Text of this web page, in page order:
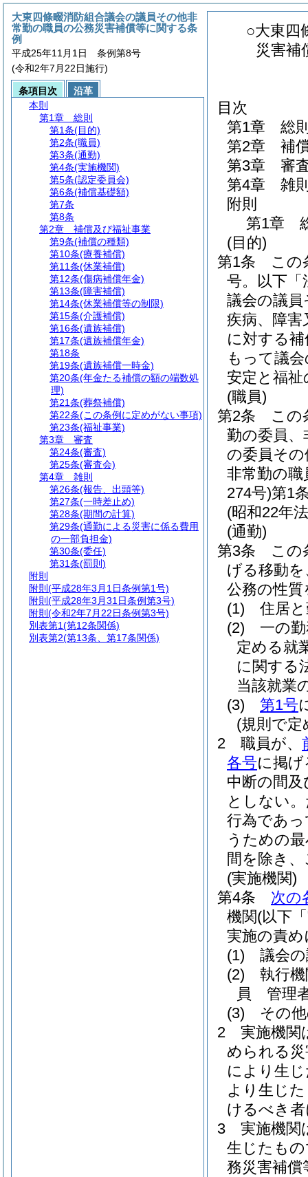
○大東四
災害補
目次
第1章
総
第2章
補
第3章
審
第4章
雑
附則
第1章
(目的)
第1条
この
号。以下「
議会の議
疾病、障
に対する補
もって議
安定と福
(職員)
第2条
この
勤の委員、
の委員そ
非常勤の職
274号)第1
(昭和22年
(通勤)
第3条
この
げる移動
公務の性
(1)
住居
(2)
一の
定める就
に関する
当該就業
(3)
第1号
(規則で
2
職員が、
各号に掲
中断の間
としない。
行為であ
うための
間を除き
(実施機関)
第4条
次の
機関(以下
実施の責
(1)
議会
(2)
執行
員 管理
(3)
その
2
実施機関
められる
により生
より生じ
けるべき
3
実施機関
生じたも
務災害補償
大東四條畷消防組合議会の議員その他非
常勤の職員の公務災害補償等に関する条
例
平成25年11月1日 条例第8号
(令和2年7月22日施行)
条項目次
沿革
本則
第1章
総則
第1条(目的)
第2条(職員)
第3条(通勤)
第4条(実施機関)
第5条(認定委員会)
第6条(補償基礎額)
第7条
第8条
第2章
補償及び福祉事業
第9条(補償の種類)
第10条(療養補償)
第11条(休業補償)
第12条(傷病補償年金)
第13条(障害補償)
第14条(休業補償等の制限)
第15条(介護補償)
第16条(遺族補償)
第17条(遺族補償年金)
第18条
第19条(遺族補償一時金)
第20条(年金たる補償の額の端数処
理)
第21条(葬祭補償)
第22条(この条例に定めがない事項)
第23条(福祉事業)
第3章
審査
第24条(審査)
第25条(審査会)
第4章
雑則
第26条(報告、出頭等)
第27条(一時差止め)
第28条(期間の計算)
第29条(通勤による災害に係る費用
の一部負担金)
第30条(委任)
第31条(罰則)
附則
附則 (平成28年3月1日条例第1号)
附則 (平成28年3月31日条例第3号)
附則 (令和2年7月22日条例第3号)
別表第1(第12条関係)
別表第2(第13条、第17条関係)